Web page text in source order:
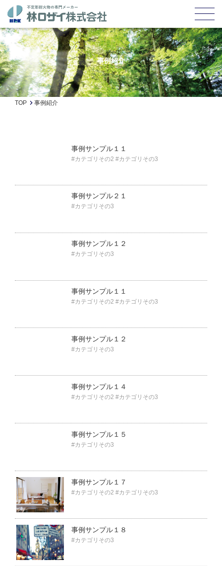
事例紹介
TOP 事例紹介
事例サンプル１１
#カテゴリその2 #カテゴリその3
事例サンプル２１
#カテゴリその3
事例サンプル１２
#カテゴリその3
事例サンプル１１
#カテゴリその2 #カテゴリその3
事例サンプル１２
#カテゴリその3
事例サンプル１４
#カテゴリその2 #カテゴリその3
事例サンプル１５
#カテゴリその3
事例サンプル１７
#カテゴリその2 #カテゴリその3
事例サンプル１８
#カテゴリその3